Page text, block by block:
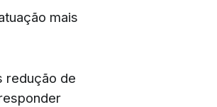
mais
redução de